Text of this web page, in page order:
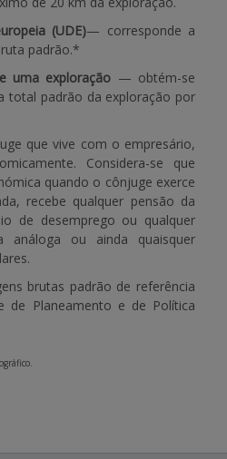
(UDE)— corresponde a
padrão.*
uma exploração — obtém-se
total padrão da exploração por
que vive com o empresário,
Considera-se que
quando o cônjuge exerce
recebe qualquer pensão da
de desemprego ou qualquer
análoga ou ainda quaisquer
brutas padrão de referência
de Planeamento e de Política